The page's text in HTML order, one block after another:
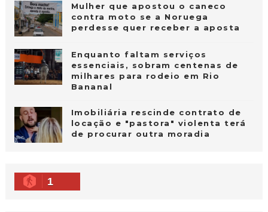
Mulher que apostou o caneco
contra moto se a Noruega
perdesse quer receber a aposta
Enquanto faltam serviços
essenciais, sobram centenas de
milhares para rodeio em Rio
Bananal
Imobiliária rescinde contrato de
locação e "pastora" violenta terá
de procurar outra moradia
1